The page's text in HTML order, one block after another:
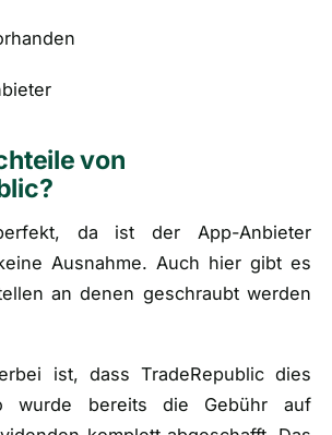
von
da ist der App-Anbieter
Ausnahme. Auch hier gibt es
an denen geschraubt werden
ist, dass TradeRepublic dies
wurde bereits die Gebühr auf